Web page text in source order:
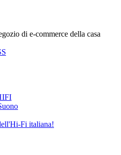
di e-commerce della casa
Fi italiana!